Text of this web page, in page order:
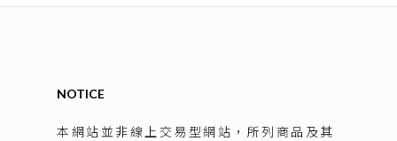
NOTICE
本網站並非線上交易型網站，所列商品及其